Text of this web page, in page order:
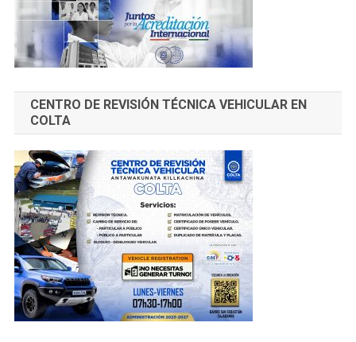
CENTRO DE REVISIÓN TÉCNICA VEHICULAR EN
COLTA